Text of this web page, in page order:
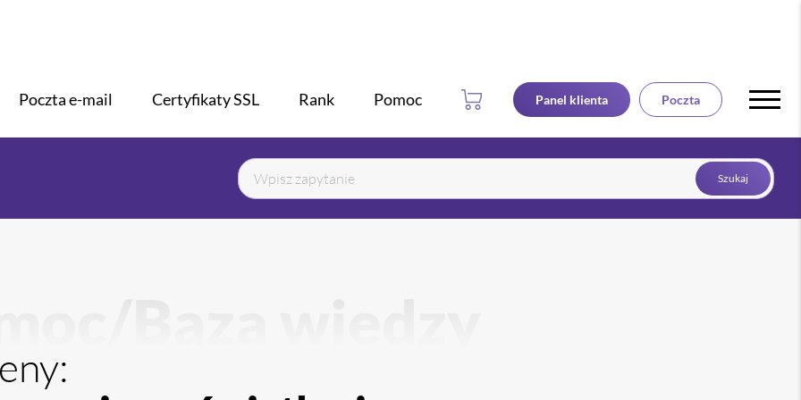
Poczta e-mail Certyfikaty SSL Rank Pomoc Panel klienta Poczta
Szukaj